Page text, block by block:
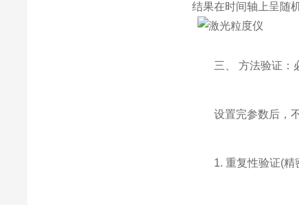
结果在时间轴上呈随
三、 方法验证：必
设置完参数后，不
1. 重复性验证(精